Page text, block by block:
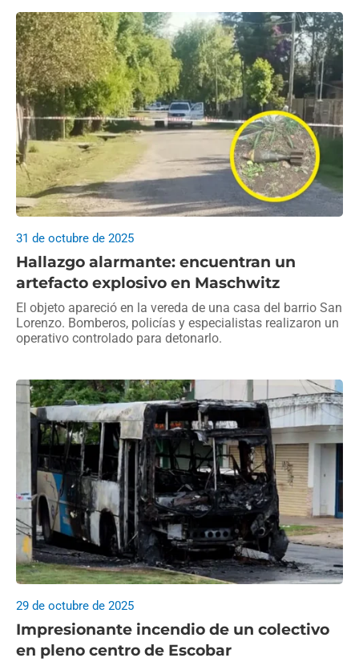
Hallazgo alarmante: encuentran un
artefacto explosivo en Maschwitz
31 de octubre de 2025
El objeto apareció en la vereda de una casa del barrio San
Lorenzo. Bomberos, policías y especialistas realizaron un
operativo controlado para detonarlo.
Impresionante incendio de un colectivo
en pleno centro de Escobar
29 de octubre de 2025